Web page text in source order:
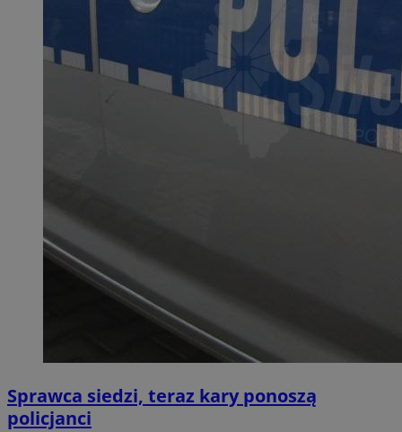
Sprawca siedzi, teraz kary ponoszą
policjanci